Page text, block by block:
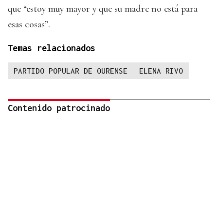
que “estoy muy mayor y que su madre no está para
esas cosas”.
Temas relacionados
PARTIDO POPULAR DE OURENSE ELENA RIVO
Contenido patrocinado